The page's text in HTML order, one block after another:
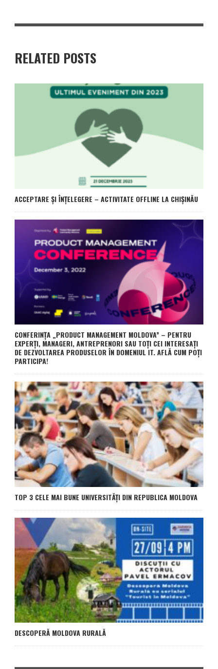
RELATED POSTS
ACCEPTARE ȘI ÎNȚELEGERE – ACTIVITATE OFFLINE LA CHIȘINĂU
CONFERINȚA „PRODUCT MANAGEMENT MOLDOVA” – PENTRU
EXPERȚI, MANAGERI, ANTREPRENORI SAU TOȚI CEI INTERESAȚI
DE DEZVOLTAREA PRODUSELOR ÎN DOMENIUL IT. AFLĂ CUM POȚI
PARTICIPA!
TOP 3 CELE MAI BUNE UNIVERSITĂȚI DIN REPUBLICA MOLDOVA
DESCOPERĂ MOLDOVA RURALĂ